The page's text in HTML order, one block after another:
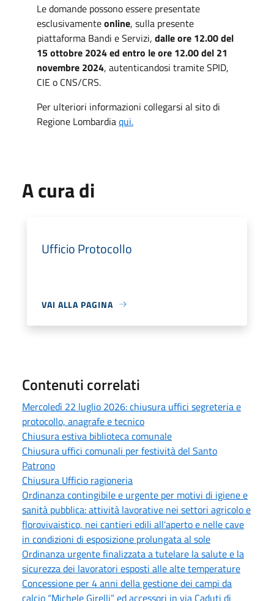
Le domande possono essere presentate
esclusivamenteonline, sulla presente
piattaforma Bandi e Servizi, dalle ore 12.00 del
15 ottobre 2024 ed entro le ore 12.00 del 21
novembre 2024, autenticandosi tramite SPID,
CIE o CNS/CRS.
Per ulteriori informazioni collegarsi al sito di
Regione Lombardiaqui.
A cura di
Ufficio Protocollo
VAI ALLA PAGINA
Contenuti correlati
Mercoledì 22 luglio 2026: chiusura uffici segreteria e
protocollo, anagrafe e tecnico
Chiusura estiva biblioteca comunale
Chiusura uffici comunali per festività del Santo
Patrono
Chiusura Ufficio ragioneria
Ordinanza contingibile e urgente per motivi di igiene e
sanità pubblica: attività lavorative nei settori agricolo e
florovivaistico, nei cantieri edili all'aperto e nelle cave
in condizioni di esposizione prolungata al sole
Ordinanza urgente finalizzata a tutelare la salute e la
sicurezza dei lavoratori esposti alle alte temperature
Concessione per 4 anni della gestione dei campi da
calcio “Michele Girelli” ed accessori in via Caduti di